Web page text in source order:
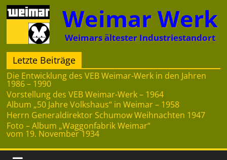
Zum
Inhalt
springen
Weimar Werk
Weimars ältester Industriestandort
Letzte Beiträge
Die Entwicklung des VEB Weimar-Werk in den Jahren
1986 – 1990
Vorstellung des VEB Weimar-Werk – 1964
Album „50 Jahre Volkshaus“ in Weimar – 1958
Herrn Generaldirektor Schumow Weihnachten 1947
Foto – Album „Waggonfabrik Weimar“
vom 19. November 1934